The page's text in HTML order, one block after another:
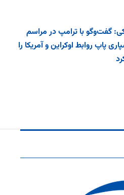
گفت‌وگو با ترامپ در مراسم
پاپ روابط اوکراین و آمریکا را